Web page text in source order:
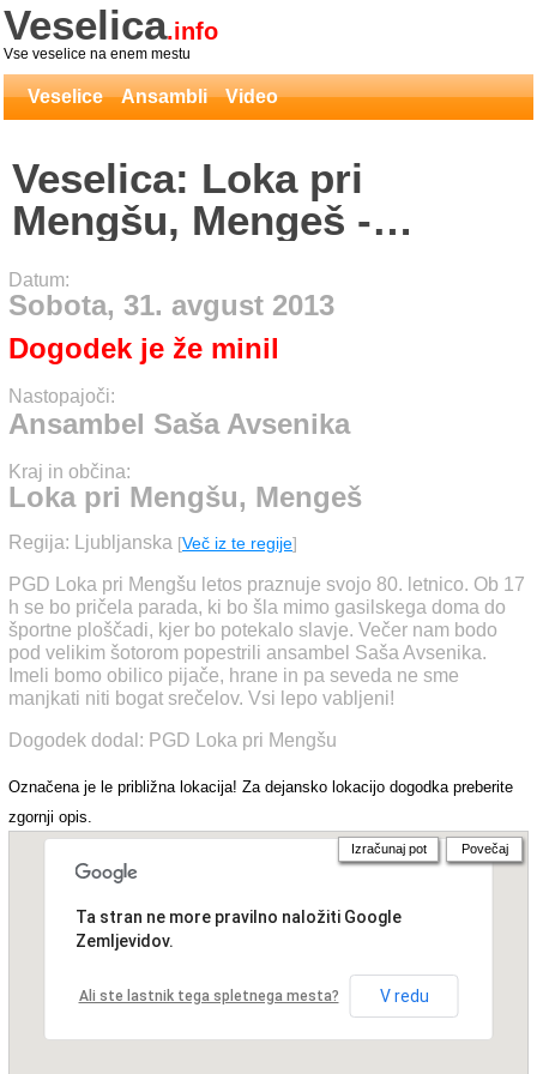
Veselica.info
Vse veselice na enem mestu
Veselice Ansambli Video
Veselica: Loka pri
Mengšu, Mengeš -
Ansambel Saša Avsenika
Datum:
Sobota, 31. avgust 2013
Dogodek je že minil
Nastopajoči:
Ansambel Saša Avsenika
Kraj in občina:
Loka pri Mengšu, Mengeš
Regija: Ljubljanska [Več iz te regije]
PGD Loka pri Mengšu letos praznuje svojo 80. letnico. Ob 17
h se bo pričela parada, ki bo šla mimo gasilskega doma do
športne ploščadi, kjer bo potekalo slavje. Večer nam bodo
pod velikim šotorom popestrili ansambel Saša Avsenika.
Imeli bomo obilico pijače, hrane in pa seveda ne sme
manjkati niti bogat srečelov. Vsi lepo vabljeni!
Dogodek dodal: PGD Loka pri Mengšu
Označena je le približna lokacija! Za dejansko lokacijo dogodka preberite
zgornji opis.
Ta stran ne more pravilno naložiti Google
Zemljevidov.
Ali ste lastnik tega spletnega mesta? V redu
Izračunaj pot Povečaj